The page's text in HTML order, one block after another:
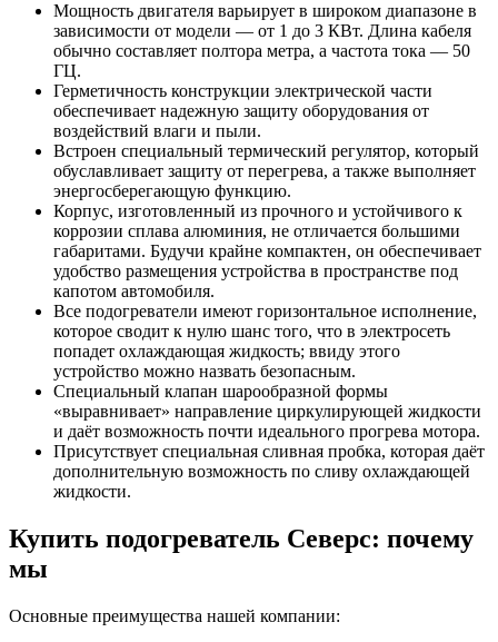
Мощность двигателя варьирует в широком диапазоне в
зависимости от модели — от 1 до 3 КВт. Длина кабеля
обычно составляет полтора метра, а частота тока — 50
ГЦ.
Герметичность конструкции электрической части
обеспечивает надежную защиту оборудования от
воздействий влаги и пыли.
Встроен специальный термический регулятор, который
обуславливает защиту от перегрева, а также выполняет
энергосберегающую функцию.
Корпус, изготовленный из прочного и устойчивого к
коррозии сплава алюминия, не отличается большими
габаритами. Будучи крайне компактен, он обеспечивает
удобство размещения устройства в пространстве под
капотом автомобиля.
Все подогреватели имеют горизонтальное исполнение,
которое сводит к нулю шанс того, что в электросеть
попадет охлаждающая жидкость; ввиду этого
устройство можно назвать безопасным.
Специальный клапан шарообразной формы
«выравнивает» направление циркулирующей жидкости
и даёт возможность почти идеального прогрева мотора.
Присутствует специальная сливная пробка, которая даёт
дополнительную возможность по сливу охлаждающей
жидкости.
Купить подогреватель Северс: почему
мы
Основные преимущества нашей компании: